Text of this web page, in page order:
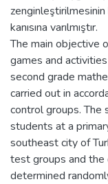
zenginleştirilmesinin
kanısına varılmıştır.
The main objective
games and
second grade
carried out in
control groups. The
students at a
southeast city of
test groups and
determined